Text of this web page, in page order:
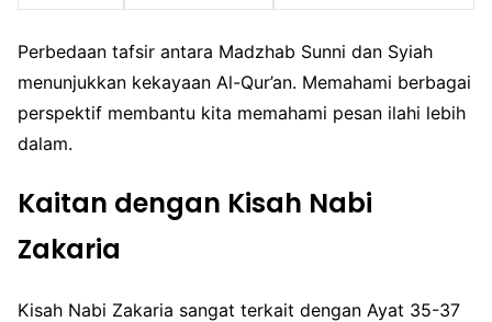
Perbedaan tafsir antara Madzhab Sunni dan Syiah
menunjukkan kekayaan Al-Qur’an. Memahami berbagai
perspektif membantu kita memahami pesan ilahi lebih
dalam.
Kaitan dengan Kisah Nabi
Zakaria
Kisah Nabi Zakaria sangat terkait dengan Ayat 35-37